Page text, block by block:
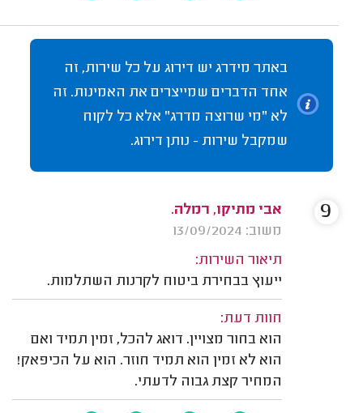
באתר מידרג יש דירוג על כל שירות, זה
אחד הדברים שמייצרים את האמינות. זה
לא "מי שרוצה מדרג" אלא כל לקוח
שמקבל שירות - נותן דירוג.
אבי מתיקו, רמלה.
משוב: 13/09/2024
תיאור השירות:
ייעוץ בבחירת ביטוח לקרנות השתלמות.
חוות דעת:
הוא בחור מצויין. דואג להכל, זמין תמיד ואם
הוא לא זמין הוא תמיד חוזר. הוא על הכיפאק!
המחיר קצת גבוה לדעתי.
9